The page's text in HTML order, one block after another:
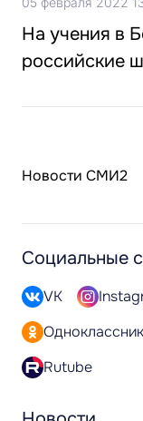
На учения в
российские
Новости СМИ2
Социальные
VK
Rutube